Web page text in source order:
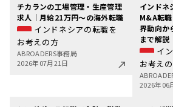
チカランの工場管理・生産管理
求人｜月給21万円〜の海外転職
インドネシアの転職を
お考えの方
ABROADERS事務局
2026年07月21日
インドネ
M&A転
界動向か
まで解説
イ
お考え
2026年06